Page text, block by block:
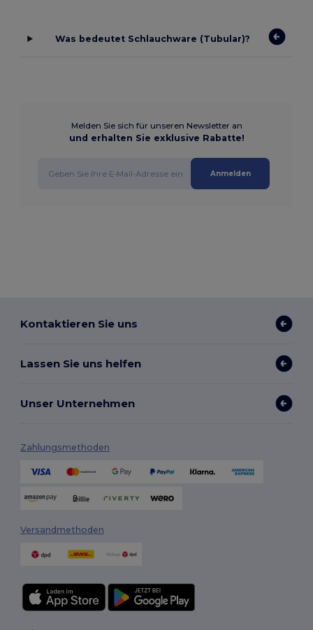
Was bedeutet Schlauchware (Tubular)?
Melden Sie sich für unseren Newsletter an
und erhalten Sie exklusive Rabatte!
Anmelden
Kontaktieren Sie uns
Lassen Sie uns helfen
Unser Unternehmen
Zahlungsmethoden
Versandmethoden